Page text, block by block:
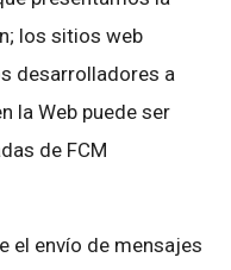
los sitios web
desarrolladores a
la Web puede ser
de FCM
el envío de mensajes